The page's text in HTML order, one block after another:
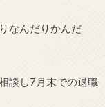
なんだりかんだ
談し7月末での退職